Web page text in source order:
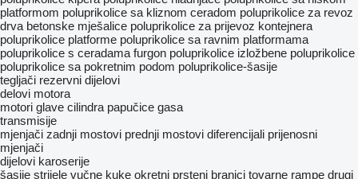
platformom poluprikolice sa kliznom ceradom poluprikolice za revoz
drva betonske mješalice poluprikolice za prijevoz kontejnera
poluprikolice platforme poluprikolice sa ravnim platformama
poluprikolice s ceradama furgon poluprikolice izložbene poluprikolice
poluprikolice sa pokretnim podom poluprikolice-šasije
tegljači rezervni dijelovi
delovi motora
motori glave cilindra papučice gasa
transmisije
mjenjači zadnji mostovi prednji mostovi diferencijali prijenosni
mjenjači
dijelovi karoserije
šasije strijele vučne kuke okretni prsteni branici tovarne rampe drugi